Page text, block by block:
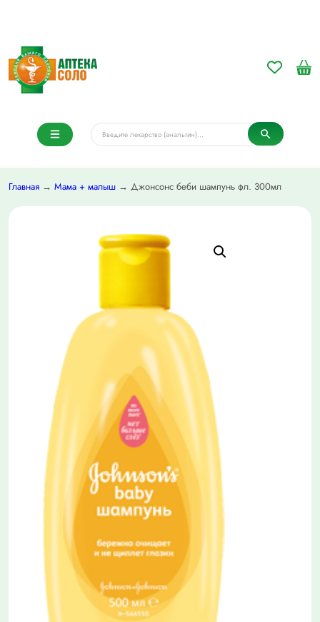
Главная → Мама + малыш → Джонсонс беби шампунь фл. 300мл